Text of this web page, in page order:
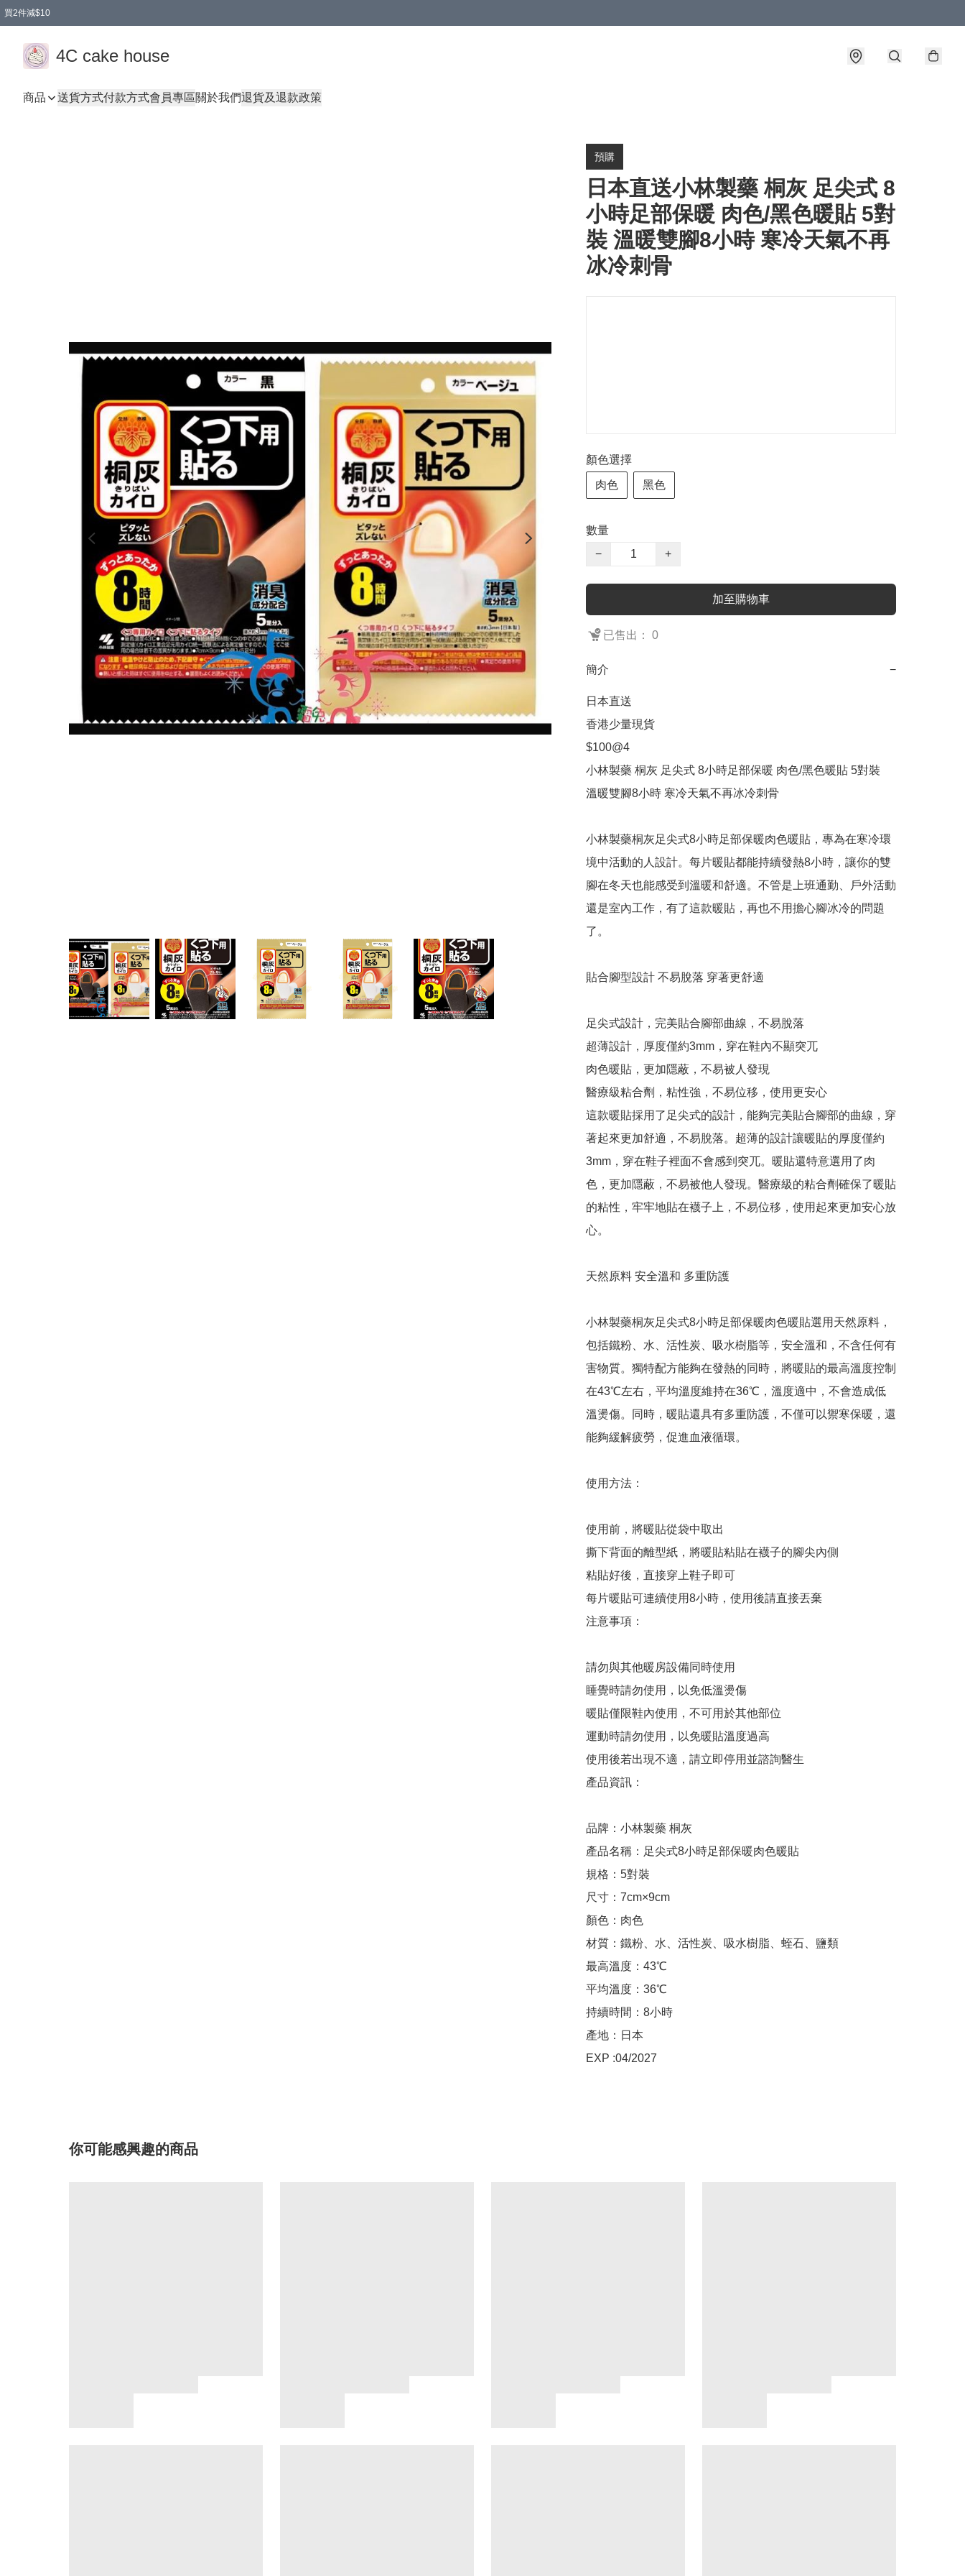
買2件減$10
4C cake house
商品 送貨方式付款方式會員專區關於我們退貨及退款政策
預購
日本直送小林製藥 桐灰 足尖式 8
小時足部保暖 肉色/黑色暖貼 5對
裝 溫暖雙腳8小時 寒冷天氣不再
冰冷刺骨
顏色選擇
肉色 黑色
數量
−
+
加至購物車
已售出： 0
簡介 −
日本直送
香港少量現貨
$100@4
小林製藥 桐灰 足尖式 8小時足部保暖 肉色/黑色暖貼 5對裝
溫暖雙腳8小時 寒冷天氣不再冰冷刺骨
小林製藥桐灰足尖式8小時足部保暖肉色暖貼，專為在寒冷環
境中活動的人設計。每片暖貼都能持續發熱8小時，讓你的雙
腳在冬天也能感受到溫暖和舒適。不管是上班通勤、戶外活動
還是室內工作，有了這款暖貼，再也不用擔心腳冰冷的問題
了。
貼合腳型設計 不易脫落 穿著更舒適
足尖式設計，完美貼合腳部曲線，不易脫落
超薄設計，厚度僅約3mm，穿在鞋內不顯突兀
肉色暖貼，更加隱蔽，不易被人發現
醫療級粘合劑，粘性強，不易位移，使用更安心
這款暖貼採用了足尖式的設計，能夠完美貼合腳部的曲線，穿
著起來更加舒適，不易脫落。超薄的設計讓暖貼的厚度僅約
3mm，穿在鞋子裡面不會感到突兀。暖貼還特意選用了肉
色，更加隱蔽，不易被他人發現。醫療級的粘合劑確保了暖貼
的粘性，牢牢地貼在襪子上，不易位移，使用起來更加安心放
心。
天然原料 安全溫和 多重防護
小林製藥桐灰足尖式8小時足部保暖肉色暖貼選用天然原料，
包括鐵粉、水、活性炭、吸水樹脂等，安全溫和，不含任何有
害物質。獨特配方能夠在發熱的同時，將暖貼的最高溫度控制
在43℃左右，平均溫度維持在36℃，溫度適中，不會造成低
溫燙傷。同時，暖貼還具有多重防護，不僅可以禦寒保暖，還
能夠緩解疲勞，促進血液循環。
使用方法：
使用前，將暖貼從袋中取出
撕下背面的離型紙，將暖貼粘貼在襪子的腳尖內側
粘貼好後，直接穿上鞋子即可
每片暖貼可連續使用8小時，使用後請直接丟棄
注意事項：
請勿與其他暖房設備同時使用
睡覺時請勿使用，以免低溫燙傷
暖貼僅限鞋內使用，不可用於其他部位
運動時請勿使用，以免暖貼溫度過高
使用後若出現不適，請立即停用並諮詢醫生
產品資訊：
品牌：小林製藥 桐灰
產品名稱：足尖式8小時足部保暖肉色暖貼
規格：5對裝
尺寸：7cm×9cm
顏色：肉色
材質：鐵粉、水、活性炭、吸水樹脂、蛭石、鹽類
最高溫度：43℃
平均溫度：36℃
持續時間：8小時
產地：日本
EXP :04/2027
你可能感興趣的商品